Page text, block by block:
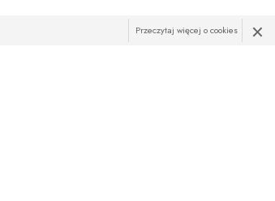
×
Przeczytaj więcej o cookies